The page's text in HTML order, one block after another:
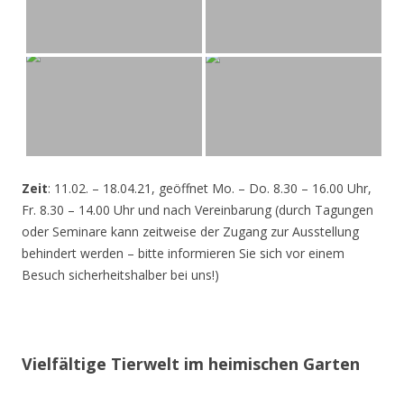
Zeit: 11.02. – 18.04.21, geöffnet Mo. – Do. 8.30 – 16.00 Uhr,
Fr. 8.30 – 14.00 Uhr und nach Vereinbarung (durch Tagungen
oder Seminare kann zeitweise der Zugang zur Ausstellung
behindert werden – bitte informieren Sie sich vor einem
Besuch sicherheitshalber bei uns!)
Vielfältige Tierwelt im heimischen Garten